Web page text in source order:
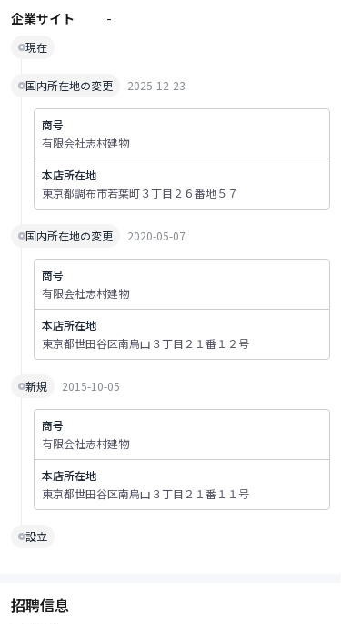
企業サイト
-
現在
国内所在地の変更 2025-12-23
商号
有限会社志村建物
本店所在地
東京都調布市若葉町３丁目２６番地５７
国内所在地の変更 2020-05-07
商号
有限会社志村建物
本店所在地
東京都世田谷区南烏山３丁目２１番１２号
新規 2015-10-05
商号
有限会社志村建物
本店所在地
東京都世田谷区南烏山３丁目２１番１１号
設立
招聘信息